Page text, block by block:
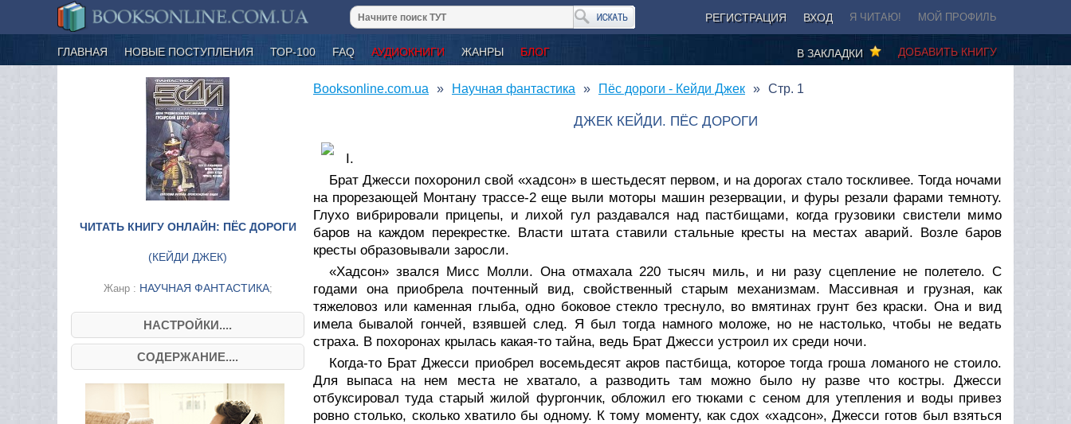
РЕГИСТРАЦИЯ ВХОД Я ЧИТАЮ! МОЙ ПРОФИЛЬ
ГЛАВНАЯ НОВЫЕ ПОСТУПЛЕНИЯ ТОР-100 FAQ АУДИОКНИГИ ЖАНРЫ БЛОГ ДОБАВИТЬ КНИГУ
В ЗАКЛАДКИ
ЧИТАТЬ КНИГУ ОНЛАЙН: ПЁС ДОРОГИ
(КЕЙДИ ДЖЕК)
Жанр : НАУЧНАЯ ФАНТАСТИКА;
НАСТРОЙКИ....
СОДЕРЖАНИЕ....
Booksonline.com.ua Научная фантастика Пёс дороги - Кейди Джек Стр. 1
ДЖЕК КЕЙДИ. ПЁС ДОРОГИ
I.
Брат Джесси похоронил свой «хадсон» в шестьдесят первом, и на дорогах стало тоскливее. Тогда ночами
на прорезающей Монтану трассе-2 еще выли моторы машин резервации, и фуры резали фарами темноту.
Глухо вибрировали прицепы, и лихой гул раздавался над пастбищами, когда грузовики свистели мимо
баров на каждом перекрестке. Власти штата ставили стальные кресты на местах аварий. Возле баров
кресты образовывали заросли.
«Хадсон» звался Мисс Молли. Она отмахала 220 тысяч миль, и ни разу сцепление не полетело. С
годами она приобрела почтенный вид, свойственный старым механизмам. Массивная и грузная, как
тяжеловоз или каменная глыба, одно боковое стекло треснуло, во вмятинах грунт без краски. Она и вид
имела бывалой гончей, взявшей след. Я был тогда намного моложе, но не настолько, чтобы не ведать
страха. В похоронах крылась какая-то тайна, ведь Брат Джесси устроил их среди ночи.
Когда-то Брат Джесси приобрел восемьдесят акров пастбища, которое тогда гроша ломаного не стоило.
Для выпаса на нем места не хватало, а разводить там можно было ну разве что костры. Джесси
отбуксировал туда старый жилой фургончик, обложил его тюками с сеном для утепления и воды привез
ровно столько, сколько хватило бы одному. К тому моменту, как сдох «хадсон», Джесси готов был взяться